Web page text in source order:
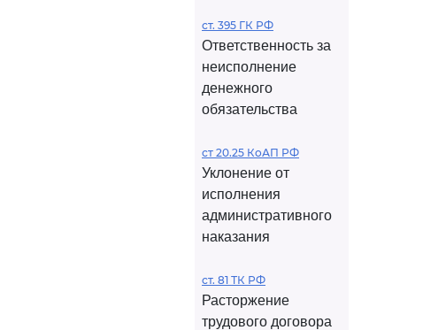
ст. 395 ГК РФ
Ответственность за
неисполнение
денежного
обязательства
ст 20.25 КоАП РФ
Уклонение от
исполнения
административного
наказания
ст. 81 ТК РФ
Расторжение
трудового договора